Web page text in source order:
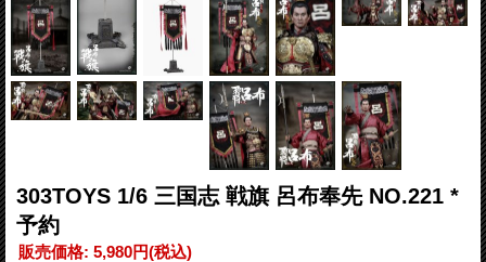
303TOYS 1/6 三国志 戦旗 呂布奉先 NO.221 *
予約
販売価格: 5,980円(税込)